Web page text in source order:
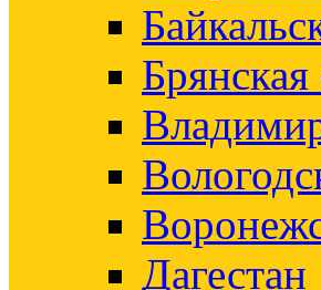
Брянская
Дагестан